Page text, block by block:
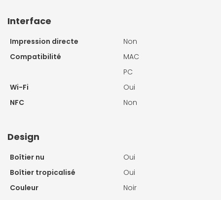
Interface
Impression directe
Non
Compatibilité
MAC
PC
Wi-Fi
Oui
NFC
Non
Design
Boîtier nu
Oui
Boîtier tropicalisé
Oui
Couleur
Noir